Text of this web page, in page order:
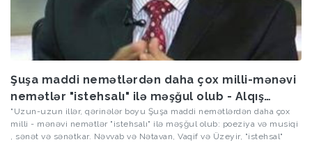
Şuşa maddi nemətlərdən daha çox milli-mənəvi
nemətlər "istehsalı" ilə məşğul olub - Alqış
Musayev
"Uzun-uzun illər, qərinələr boyu Şuşa maddi nemətlərdən daha çox
milli - mənəvi nemətlər "istehsalı" ilə məşğul olub: poeziya və musiqi
, sənət və sənətkar. Nəvvab və Nətavan, Vaqif və Üzeyir, "istehsal"